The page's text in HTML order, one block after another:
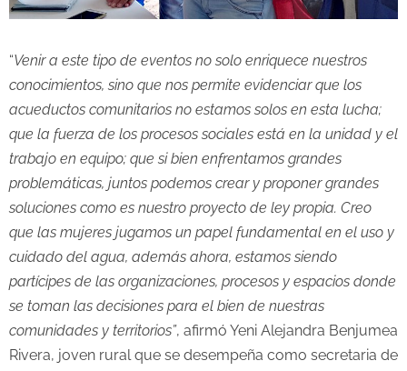
“Venir a este tipo de eventos no solo enriquece nuestros
conocimientos, sino que nos permite evidenciar que los
acueductos comunitarios no estamos solos en esta lucha;
que la fuerza de los procesos sociales está en la unidad y el
trabajo en equipo; que si bien enfrentamos grandes
problemáticas, juntos podemos crear y proponer grandes
soluciones como es nuestro proyecto de ley propia. Creo
que las mujeres jugamos un papel fundamental en el uso y
cuidado del agua, además ahora, estamos siendo
partícipes de las organizaciones, procesos y espacios donde
se toman las decisiones para el bien de nuestras
comunidades y territorios”, afirmó Yeni Alejandra Benjumea
Rivera, joven rural que se desempeña como secretaria de